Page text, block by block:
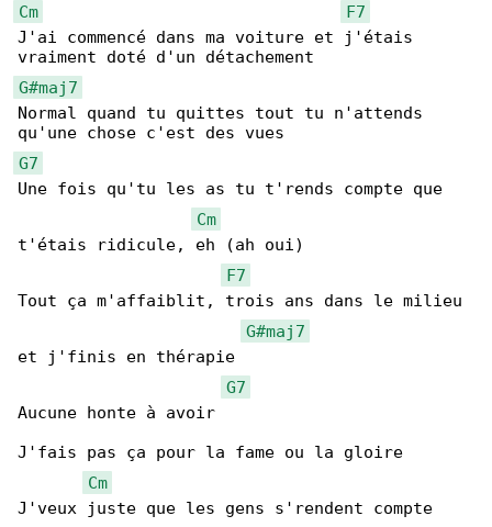
Cm
F7
J'ai commencé dans ma voiture et j'étais
G#maj7
Normal quand tu quittes tout tu n'attends
G7
Une fois qu'tu les as tu t'rends compte que
Cm
t'étais ridicule, eh (ah oui)
F7
Tout ça m'affaiblit, trois ans dans le milieu
G#maj7
et j'finis en thérapie
G7
Aucune honte à avoir
J'fais pas ça pour la fame ou la gloire
Cm
J'veux juste que les gens s'rendent compte